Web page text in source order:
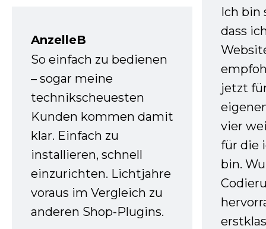
AnzelleB
So einfach zu bedienen
– sogar meine
technikscheuesten
Kunden kommen damit
klar. Einfach zu
installieren, schnell
einzurichten. Lichtjahre
voraus im Vergleich zu
anderen Shop-Plugins.
Ich bin
dass
jetzt
vier
für die
bin.